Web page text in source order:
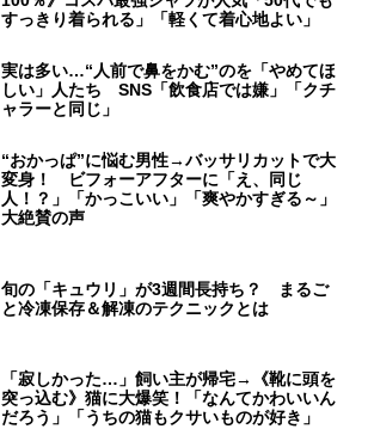
すっきり着られる」「軽くて着心地よい」
実は多い…“人前で鼻をかむ”のを「やめてほ
しい」人たち SNS「飲食店では嫌」「クチ
ャラーと同じ」
“おかっぱ”に悩む男性→バッサリカットで大
変身！ ビフォーアフターに「え、同じ
人！？」「かっこいい」「爽やかすぎる～」
大絶賛の声
旬の「キュウリ」が3週間長持ち？ まるご
と冷凍保存＆解凍のテクニックとは
「寂しかった…」飼い主が帰宅→《靴に頭を
突っ込む》猫に大爆笑！「なんてかわいいん
だろう」「うちの猫もクサいものが好き」